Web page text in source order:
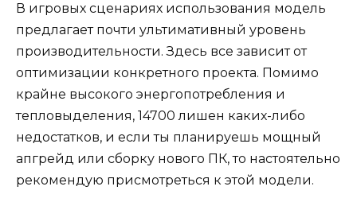
В игровых сценариях использования модель
предлагает почти ультимативный уровень
производительности. Здесь все зависит от
оптимизации конкретного проекта. Помимо
крайне высокого энергопотребления и
тепловыделения, 14700 лишен каких-либо
недостатков, и если ты планируешь мощный
апгрейд или сборку нового ПК, то настоятельно
рекомендую присмотреться к этой модели.